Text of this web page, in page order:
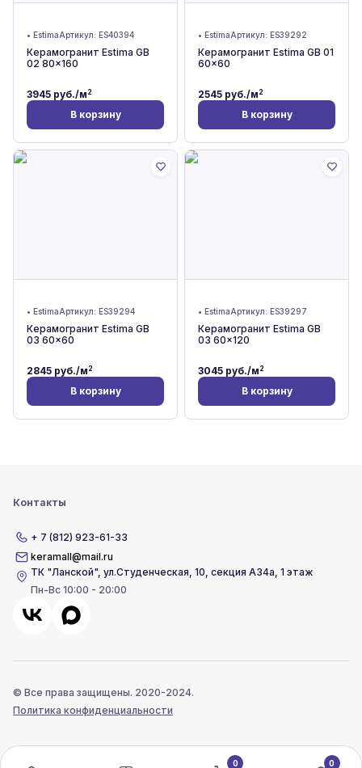
• EstimaАртикул: ES40394
Керамогранит Estima GB
02 80x160
3945 руб./м2
В корзину
• EstimaАртикул: ES39292
Керамогранит Estima GB 01
60x60
2545 руб./м2
В корзину
• EstimaАртикул: ES39294
Керамогранит Estima GB
03 60x60
2845 руб./м2
В корзину
• EstimaАртикул: ES39297
Керамогранит Estima GB
03 60x120
3045 руб./м2
В корзину
Контакты
+ 7 (812) 923-61-33
keramall@mail.ru
ТК "Ланской",ул.Студенческая, 10, секция А34а, 1 этаж
Пн-Вс 10:00 - 20:00
© Все права защищены. 2020-2024.
Политика конфиденциальности
0 0